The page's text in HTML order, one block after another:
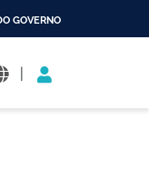
GOVERNO
|